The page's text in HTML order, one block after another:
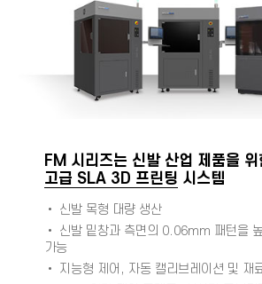
FM 시리즈는 신발 산업 제품을
고급 SLA 3D 프린팅 시스템
• 신발 목형 대량 생산
• 신발 밑창과 측면의 0.06mm 패턴을
가능
• 지능형 제어, 자동 캘리브레이션 및 재